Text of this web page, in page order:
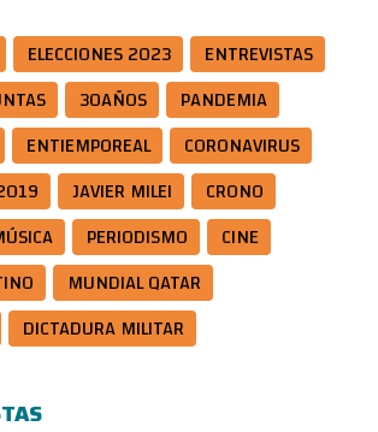
ELECCIONES 2023
ENTREVISTAS
30AÑOS
PANDEMIA
ENTIEMPOREAL
CORONAVIRUS
JAVIER MILEI
CRONO
PERIODISMO
CINE
MUNDIAL QATAR
DICTADURA MILITAR